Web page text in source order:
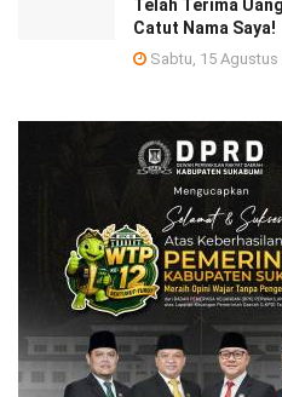
Telah Terima
Catut Nama Saya!
Sabtu, 15 Agustus